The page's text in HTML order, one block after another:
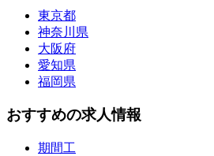
東京都
神奈川県
大阪府
愛知県
福岡県
おすすめの求人情報
期間工